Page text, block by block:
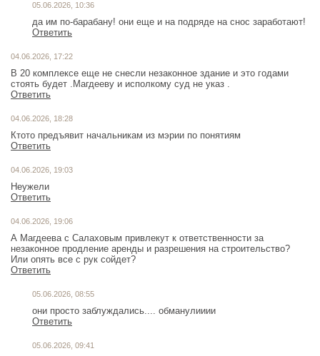
05.06.2026, 10:36
да им по-барабану! они еще и на подряде на снос заработают!
Ответить
04.06.2026, 17:22
В 20 комплексе еще не снесли незаконное здание и это годами
стоять будет .Магдееву и исполкому суд не указ .
Ответить
04.06.2026, 18:28
Ктото предъявит начальникам из мэрии по понятиям
Ответить
04.06.2026, 19:03
Неужели
Ответить
04.06.2026, 19:06
А Магдеева с Салаховым привлекут к ответственности за
незаконное продление аренды и разрешения на строительство?
Или опять все с рук сойдет?
Ответить
05.06.2026, 08:55
Ответить
05.06.2026, 09:41